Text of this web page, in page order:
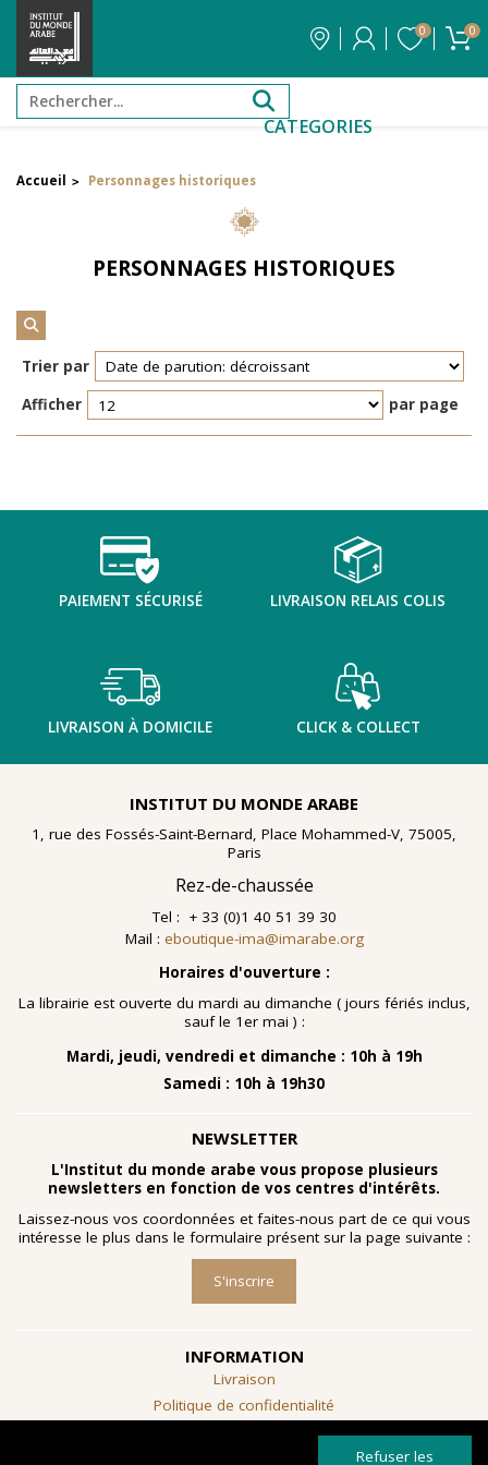
0 0
CATEGORIES
Filtrer par attribut
Réinitialiser les filtres
TENTER L'ART POUR SOIGNER
En 2021, le musée de l'IMA reçoit une généreuse donation
: un ensemble d'archives, de céramiques peintes et de
nombreuses planches dessinées à la gouache, exécutées
à la fin des année 1960 au cours d'ateliers de
menés à l'hôpital psychiatrique de Blida-
emblématique de Frantz Fanon.
Accueil > Personnages historiques
PERSONNAGES HISTORIQUES
Trier par
Afficher
par page
PAIEMENT SÉCURISÉ LIVRAISON RELAIS COLIS
LIVRAISON À DOMICILE CLICK & COLLECT
INSTITUT DU MONDE ARABE
1, rue des Fossés-Saint-Bernard, Place Mohammed-V, 75005,
Paris
Rez-de-chaussée
Tel : + 33 (0)1 40 51 39 30
Mail : eboutique-ima@imarabe.org
Horaires d'ouverture :
La librairie est ouverte du mardi au dimanche ( jours fériés inclus,
sauf le 1er mai ) :
Mardi, jeudi, vendredi et dimanche : 10h à 19h
Samedi : 10h à 19h30
NEWSLETTER
L'Institut du monde arabe vous propose plusieurs
newsletters en fonction de vos centres d'intérêts.
Laissez-nous vos coordonnées et faites-nous part de ce qui vous
intéresse le plus dans le formulaire présent sur la page suivante :
S'inscrire
INFORMATION
Livraison
Politique de confidentialité
Refuser les